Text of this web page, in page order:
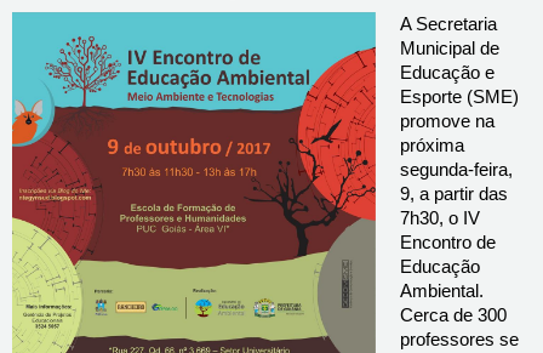
A Secretaria
Municipal de
Educação e
Esporte (SME)
promove na
próxima
segunda-feira,
9, a partir das
7h30, o IV
Encontro de
Educação
Ambiental.
Cerca de 300
professores se